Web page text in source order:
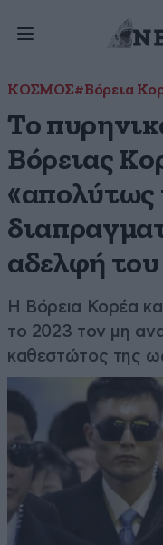
ΚΟΣΜΟΣ#Βόρεια
Το
Βόρειας
«απολύτως
αδελφή
Η Βόρεια Κορέα
το 2023 τον μη
καθεστώτος της